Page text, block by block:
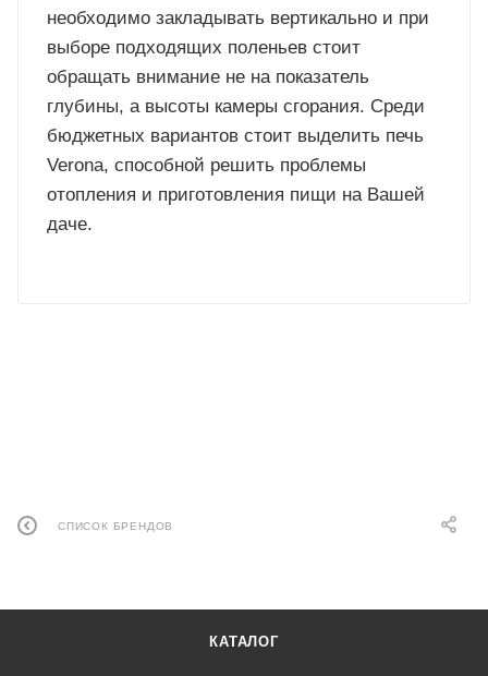
необходимо закладывать вертикально и при
выборе подходящих поленьев стоит
обращать внимание не на показатель
глубины, а высоты камеры сгорания. Среди
бюджетных вариантов стоит выделить печь
Verona, способной решить проблемы
отопления и приготовления пищи на Вашей
даче.
СПИСОК БРЕНДОВ
КАТАЛОГ